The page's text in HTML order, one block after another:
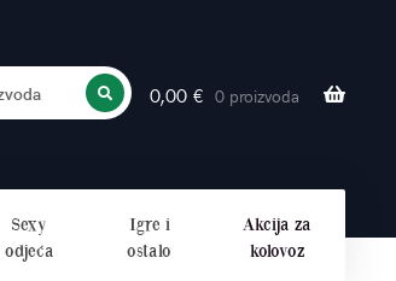
0,00 € 0 proizvoda
PRETRAŽITE
Sexy
odjeća
Igre i
ostalo
Akcija za
kolovoz